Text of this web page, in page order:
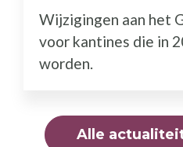
Wijzigingen aan het
voor kantines die in
worden.
Alle